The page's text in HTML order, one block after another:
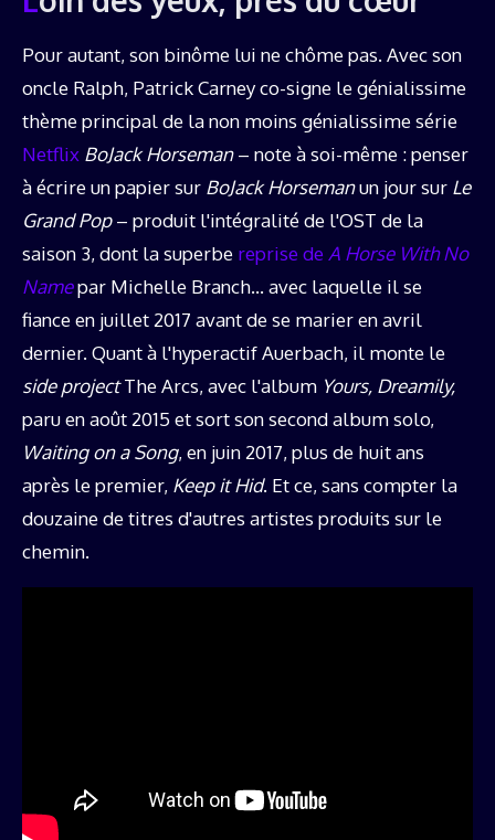
Pour autant, son binôme lui ne chôme pas. Avec son
oncle Ralph, Patrick Carney co-signe le génialissime
thème principal de la non moins génialissime série
Netflix BoJack Horseman– note à soi-même : penser
à écrire un papier sur BoJack Horsemanun jour sur Le
Grand Pop– produit l'intégralité de l'OST de la
saison 3, dont la superbe reprise de A Horse With No
Namepar Michelle Branch… avec laquelle il se
fiance en juillet 2017 avant de se marier en avril
dernier. Quant à l'hyperactif Auerbach, il monte le
side projectThe Arcs, avec l'album Yours, Dreamily,
paru en août 2015 et sort son second album solo,
Waiting on a Song, en juin 2017, plus de huit ans
après le premier, Keep it Hid. Et ce, sans compter la
douzaine de titres d'autres artistes produits sur le
chemin.